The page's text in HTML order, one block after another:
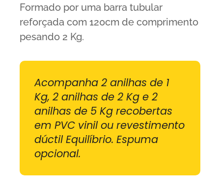
Formado por uma barra tubular
reforçada com 120cm de comprimento
pesando 2 Kg.
Acompanha 2 anilhas de 1
Kg, 2 anilhas de 2 Kg e 2
anilhas de 5 Kg recobertas
em PVC vinil ou revestimento
dúctil Equilíbrio. Espuma
opcional.